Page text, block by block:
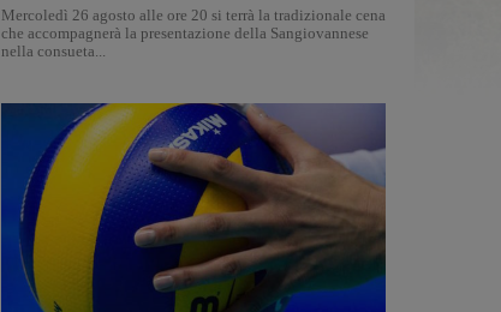
Mercoledì 26 agosto alle ore 20 si terrà la tradizionale cena
che accompagnerà la presentazione della Sangiovannese
nella consueta...